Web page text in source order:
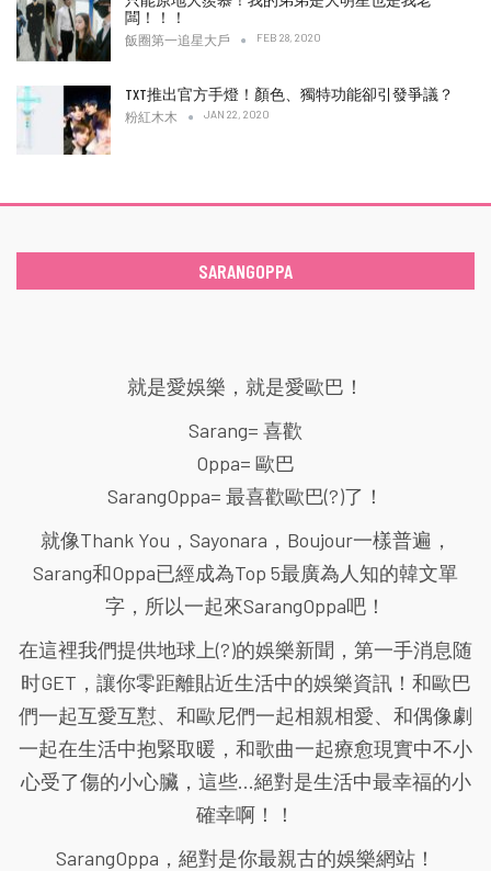
闆！！！
飯圈第一追星大戶 FEB 28, 2020
TXT推出官方手燈！顏色、獨特功能卻引發爭議？
粉紅木木 JAN 22, 2020
SARANGOPPA
就是愛娛樂，就是愛歐巴！
Sarang= 喜歡
Oppa= 歐巴
SarangOppa= 最喜歡歐巴(?)了！
就像Thank You，Sayonara，Boujour一樣普遍，
Sarang和Oppa已經成為Top 5最廣為人知的韓文單
字，所以一起來SarangOppa吧！
在這裡我們提供地球上(?)的娛樂新聞，第一手消息随
时GET，讓你零距離貼近生活中的娛樂資訊！和歐巴
們一起互愛互懟、和歐尼們一起相親相愛、和偶像劇
一起在生活中抱緊取暖，和歌曲一起療愈現實中不小
心受了傷的小心臟，這些...絕對是生活中最幸福的小
確幸啊！！
SarangOppa，絕對是你最親古的娛樂網站！